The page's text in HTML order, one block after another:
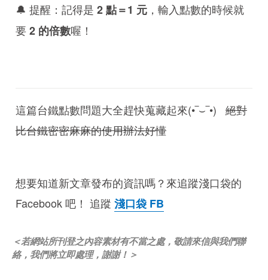
🔔 提醒：記得是 2 點＝1 元 ，輸入點數的時候就
要2 的倍數喔！
這篇台鐵點數問題大全趕快蒐藏起來(•‾⌣‾•) 絕對
比台鐵密密麻麻的使用辦法好懂
想要知道新文章發布的資訊嗎？來追蹤淺口袋的
Facebook 吧！ 追蹤 淺口袋 FB
＜若網站所刊登之內容素材有不當之處，敬請來信與我們聯
絡，我們將立即處理，謝謝！＞